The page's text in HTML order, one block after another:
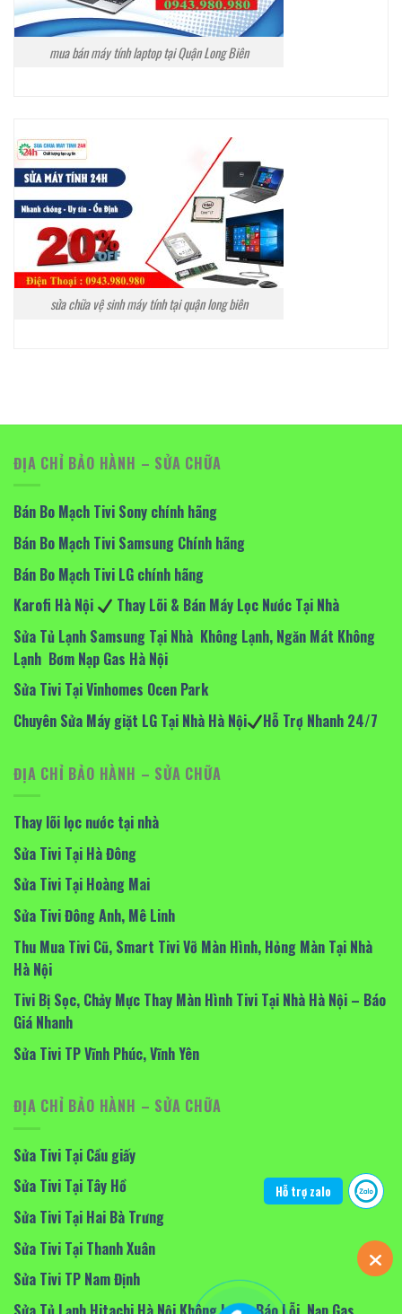
mua bán máy tính laptop tại Quận Long Biên
sửa chữa vệ sinh máy tính tại quận long biên
ĐỊA CHỈ BẢO HÀNH – SỬA CHỮA
Bán Bo Mạch Tivi Sony chính hãng
Bán Bo Mạch Tivi Samsung Chính hãng
Bán Bo Mạch Tivi LG chính hãng
Karofi Hà Nội
Thay Lõi & Bán Máy Lọc Nước Tại Nhà
Sửa Tủ Lạnh Samsung Tại Nhà Không Lạnh, Ngăn Mát Không
Lạnh Bơm Nạp Gas Hà Nội
Sửa Tivi Tại Vinhomes Ocen Park
Chuyên Sửa Máy giặt LG Tại Nhà Hà Nội
Hỗ Trợ Nhanh 24/7
ĐỊA CHỈ BẢO HÀNH – SỬA CHỮA
Thay lõi lọc nước tại nhà
Sửa Tivi Tại Hà Đông
Sửa Tivi Tại Hoàng Mai
Sửa Tivi Đông Anh, Mê Linh
Thu Mua Tivi Cũ, Smart Tivi Vỡ Màn Hình, Hỏng Màn Tại Nhà
Hà Nội
Tivi Bị Sọc, Chảy Mực Thay Màn Hình Tivi Tại Nhà Hà Nội – Báo
Giá Nhanh
Sửa Tivi TP Vĩnh Phúc, Vĩnh Yên
ĐỊA CHỈ BẢO HÀNH – SỬA CHỮA
Sửa Tivi Tại Cầu giấy
Sửa Tivi Tại Tây Hồ
Sửa Tivi Tại Hai Bà Trưng
Sửa Tivi Tại Thanh Xuân
Sửa Tivi TP Nam Định
Hỗ trợ zalo